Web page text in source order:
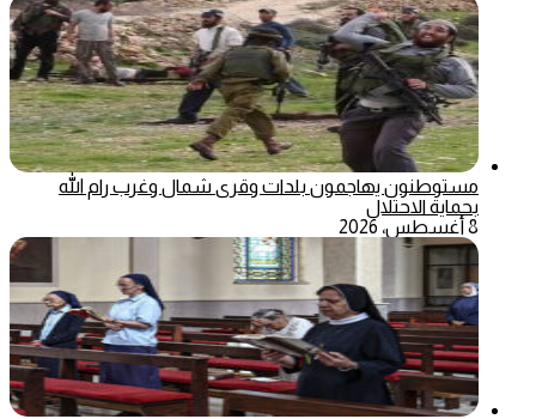
مستوطنون يهاجمون بلدات وقرى شمال وغرب رام الله
بحماية الاحتلال
8 أغسطس، 2026